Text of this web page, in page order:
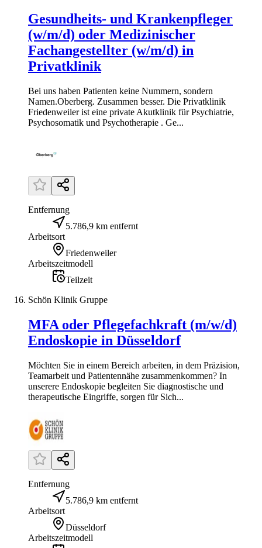
Gesundheits- und Krankenpfleger
(w/m/d) oder Medizinischer
Fachangestellter (w/m/d) in
Privatklinik
Bei uns haben Patienten keine Nummern, sondern
Namen.Oberberg. Zusammen besser. Die Privatklinik
Friedenweiler ist eine private Akutklinik für Psychiatrie,
Psychosomatik und Psychotherapie . Ge...
Entfernung
5.786,9 km entfernt
Arbeitsort
Friedenweiler
Arbeitszeitmodell
Teilzeit
Schön Klinik Gruppe
MFA oder Pflegefachkraft (m/w/d)
Endoskopie in Düsseldorf
Möchten Sie in einem Bereich arbeiten, in dem Präzision,
Teamarbeit und Patientennähe zusammenkommen? In
unserere Endoskopie begleiten Sie diagnostische und
therapeutische Eingriffe, sorgen für Sich...
Entfernung
5.786,9 km entfernt
Arbeitsort
Düsseldorf
Arbeitszeitmodell